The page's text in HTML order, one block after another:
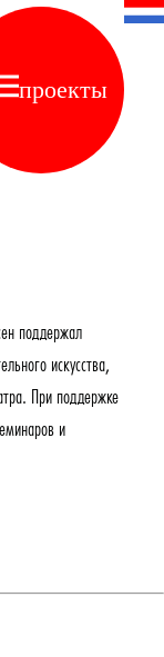
проекты
поддержал
искусства,
При поддержке
и